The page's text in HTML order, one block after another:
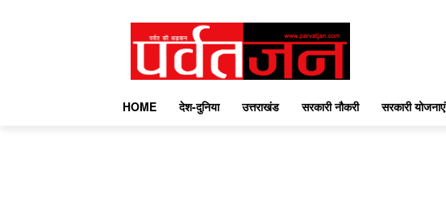
HOME देश-दुनिया उत्तराखंड सरकारी नौकरी सरकारी योजनाएं